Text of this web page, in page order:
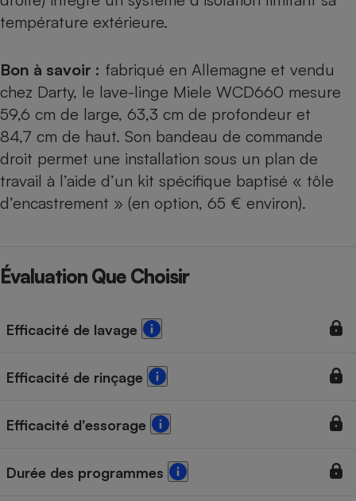
température extérieure.
Bon à savoir : fabriqué en Allemagne et vendu
chez Darty, le lave-linge Miele WCD660 mesure
59,6 cm de large, 63,3 cm de profondeur et
84,7 cm de haut. Son bandeau de commande
droit permet une installation sous un plan de
travail à l’aide d’un kit spécifique baptisé « tôle
d’encastrement » (en option, 65 € environ).
Évaluation Que Choisir
Efficacité de lavage
Efficacité de rinçage
Efficacité d'essorage
Durée des programmes